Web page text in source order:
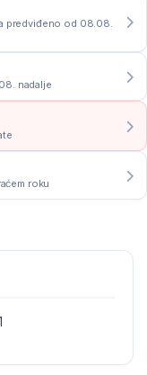
predviđeno od 08.08.
nadalje
roku